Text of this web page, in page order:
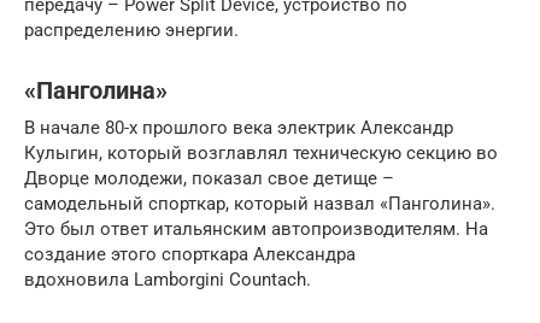
передачу – Power Split Device, устройство по
распределению энергии.
«Панголина»
В начале 80-х прошлого века электрик Александр
Кулыгин, который возглавлял техническую секцию во
Дворце молодежи, показал свое детище –
самодельный спорткар, который назвал «Панголина».
Это был ответ итальянским автопроизводителям. На
создание этого спорткара Александра
вдохновила Lamborgini Countach.